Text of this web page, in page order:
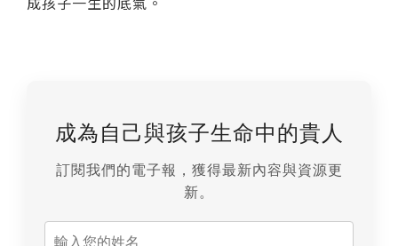
成為自己與孩子生命中的貴人
訂閱我們的電子報，獲得最新內容與資源更
新。